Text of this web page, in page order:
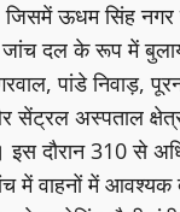
जिसमें ऊधम सिंह नगर
दल के रूप में
पांडे निवाड़,
सेंट्रल अस्पताल
इस दौरान 310 से
में वाहनों में आवश्यक